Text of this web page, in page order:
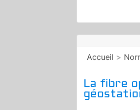
Accueil >
La fibre